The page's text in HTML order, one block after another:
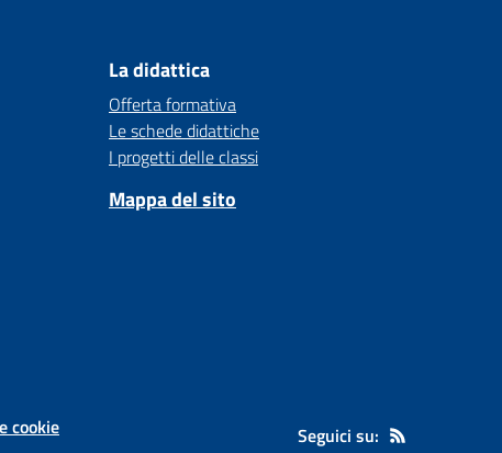
La didattica
Offerta formativa
Le schede didattiche
I progetti delle classi
Mappa del sito
cookie Seguici su: